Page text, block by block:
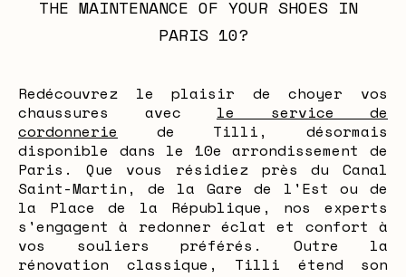
THE MAINTENANCE OF YOUR SHOES IN
PARIS 10?
Redécouvrez le plaisir de choyer vos
chaussures avec le service de
cordonnerie de Tilli, désormais
disponible dans le 10e arrondissement de
Paris. Que vous résidiez près du Canal
Saint-Martin, de la Gare de l'Est ou de
la Place de la République, nos experts
s'engagent à redonner éclat et confort à
vos souliers préférés. Outre la
rénovation classique, Tilli étend son